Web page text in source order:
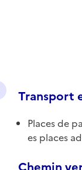
Transport
Places de
es places